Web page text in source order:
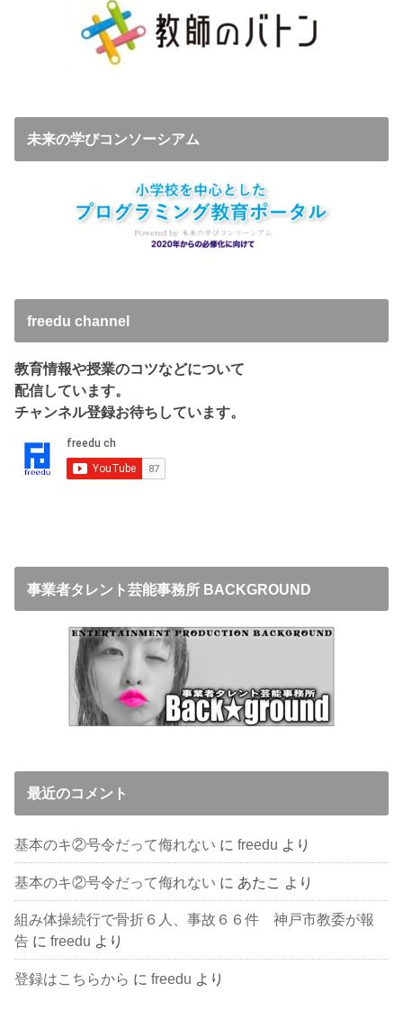
未来の学びコンソーシアム
freedu channel
教育情報や授業のコツなどについて
配信しています。
チャンネル登録お待ちしています。
事業者タレント芸能事務所 BACKGROUND
最近のコメント
基本のキ②号令だって侮れない にfreedu より
基本のキ②号令だって侮れない に あたこ より
組み体操続行で骨折６人、事故６６件 神戸市教委が報
告 にfreedu より
登録はこちらから にfreedu より